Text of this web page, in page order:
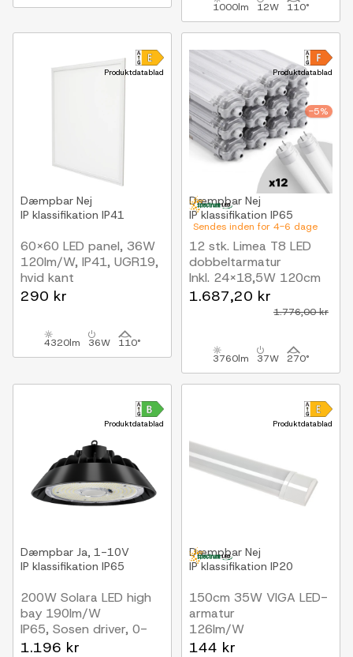
1000lm 12W 110°
Produktdatablad
Dæmpbar Nej
IP klassifikation IP41
60x60 LED panel, 36W
120lm/W, IP41, UGR19,
hvid kant
290 kr
4320lm 36W 110°
Produktdatablad
-5%
Sendes inden for 4-6 dage
Dæmpbar Nej
IP klassifikation IP65
12 stk. Limea T8 LED
dobbeltarmatur
Inkl. 24x18,5W 120cm
LED rør, IP65 vandtæt
1.687,20 kr
1.776,00 kr
3760lm 37W 270°
Produktdatablad
Dæmpbar Ja, 1-10V
IP klassifikation IP65
200W Solara LED high
bay 190lm/W
IP65, Sosen driver, 0-
10V dæmpbar, 5 års
1.196 kr
Produktdatablad
Dæmpbar Nej
IP klassifikation IP20
150cm 35W VIGA LED-
armatur
126lm/W
144 kr